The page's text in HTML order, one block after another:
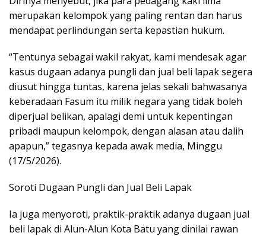
merupakan kelompok yang paling rentan dan harus
mendapat perlindungan serta kepastian hukum.
“Tentunya sebagai wakil rakyat, kami mendesak agar
kasus dugaan adanya pungli dan jual beli lapak segera
diusut hingga tuntas, karena jelas sekali bahwasanya
keberadaan Fasum itu milik negara yang tidak boleh
diperjual belikan, apalagi demi untuk kepentingan
pribadi maupun kelompok, dengan alasan atau dalih
apapun,” tegasnya kepada awak media, Minggu
(17/5/2026).
Soroti Dugaan Pungli dan Jual Beli Lapak
Ia juga menyoroti, praktik-praktik adanya dugaan jual
beli lapak di Alun-Alun Kota Batu yang dinilai rawan